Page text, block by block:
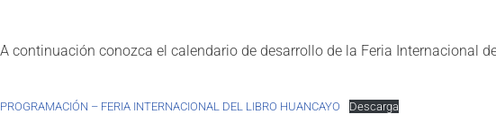
A continuación conozca el calendario de desarrollo de la Feria Internacional
PROGRAMACIÓN – FERIA INTERNACIONAL DEL LIBRO HUANCAYO Descarga